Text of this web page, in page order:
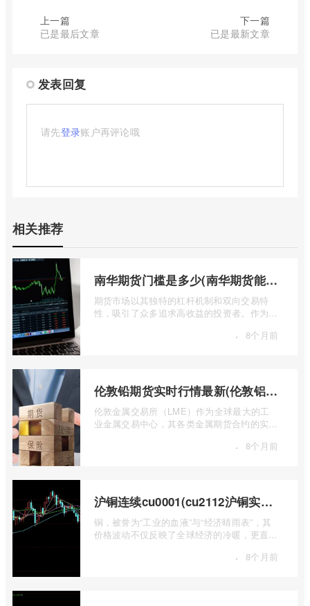
上一篇
已是最后文章
下一篇
已是最新文章
发表回复
请先登录账户再评论哦
相关推荐
南华期货门槛是多少(南华期货能做国际期货吗)
期货市场以其独特的杠杆机制和双向交易特
性，吸引了众多追求高收益的投资者。作为中
· 8个月前
伦敦铅期货实时行情最新(伦敦铝锡期货实时行情)
伦敦金属交易所（LME）作为全球最大的工
业金属交易中心，其各类金属期货合约的实时
· 8个月前
沪铜连续cu0001(cu2112沪铜实时行情)
铜，被誉为“工业的血液”与“经济晴雨表”，其
价格波动不仅反映了全球经济的冷暖，更直接
· 8个月前